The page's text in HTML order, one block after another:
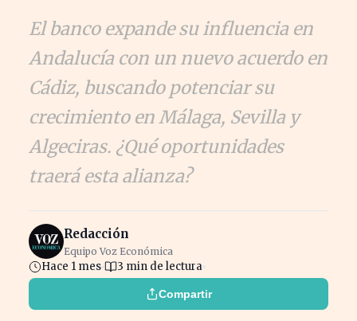
El banco expande su influencia en
Andalucía con un nuevo acuerdo en
Cádiz, buscando potenciar su
crecimiento en Málaga, Sevilla y
Algeciras. ¿Qué oportunidades
traerá esta alianza?
Redacción
Equipo Voz Económica
Hace 1 mes 3 min de lectura
Compartir